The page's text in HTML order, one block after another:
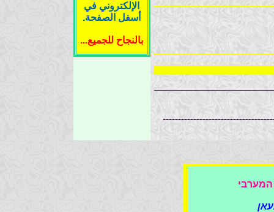
الإلكتروني في
أسفل الصفحة.
بالنجاح للجميع...
המערבי